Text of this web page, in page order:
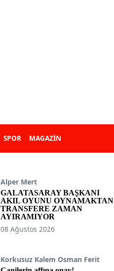
SPOR MAGAZİN
Alper Mert
GALATASARAY BAŞKANI
AKIL OYUNU OYNAMAKTAN
TRANSFERE ZAMAN
AYIRAMIYOR
08 Ağustos 2026
Korkusuz Kalem Osman Ferit